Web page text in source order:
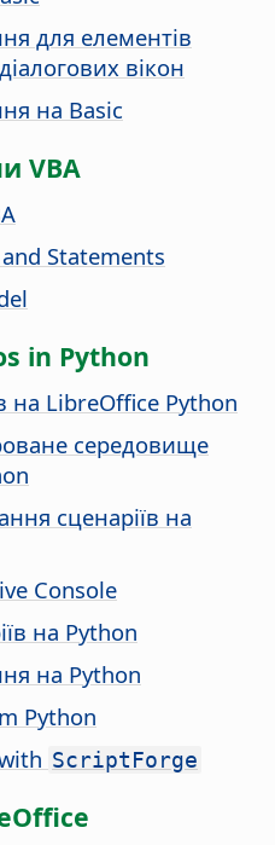
для елементів
вікон
на Basic
VBA
Statements
in Python
на LibreOffice Python
середовище
сценаріїв на
Console
на Python
на Python
Python
ScriptForge